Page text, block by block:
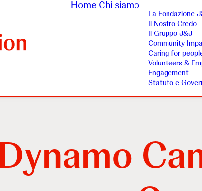
Home Chi siamo
La Fondazione
Il Nostro Credo
Il Gruppo J&J
Community
Caring for
Volunteers &
Engagement
Statuto e
Dynamo